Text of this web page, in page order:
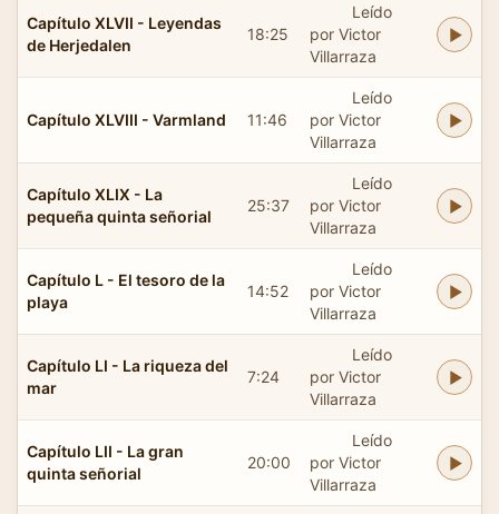
Capítulo XLVII - Leyendas
de Herjedalen
18:25
Leído
por Victor
Villarraza
Capítulo XLVIII - Varmland 11:46
Leído
por Victor
Villarraza
Capítulo XLIX - La
pequeña quinta señorial
25:37
Leído
por Victor
Villarraza
Capítulo L - El tesoro de la
playa
14:52
Leído
por Victor
Villarraza
Capítulo LI - La riqueza del
mar
7:24
Leído
por Victor
Villarraza
Capítulo LII - La gran
quinta señorial
20:00
Leído
por Victor
Villarraza